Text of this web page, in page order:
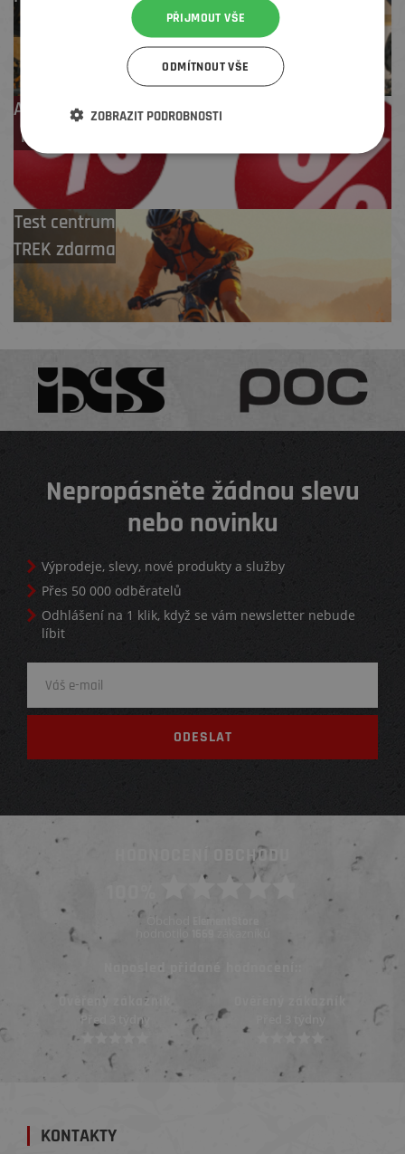
i pozáruční servis
Až 4 % cashback
na další nákup
Test centrum
TREK zdarma
Nepropásněte žádnou slevu
nebo novinku
Výprodeje, slevy, nové produkty a služby
Přes 50 000 odběratelů
Odhlášení na 1 klik, když se vám newsletter nebude
líbit
HODNOCENÍ OBCHODU
Obchod ElementStore
hodnotilo
Naposled přidané hodnocení::
Ověřený zákazník
Před 3 týdny
KONTAKTY
PŘIJMOUT VŠE
ODMÍTNOUT VŠE
ZOBRAZIT PODROBNOSTI